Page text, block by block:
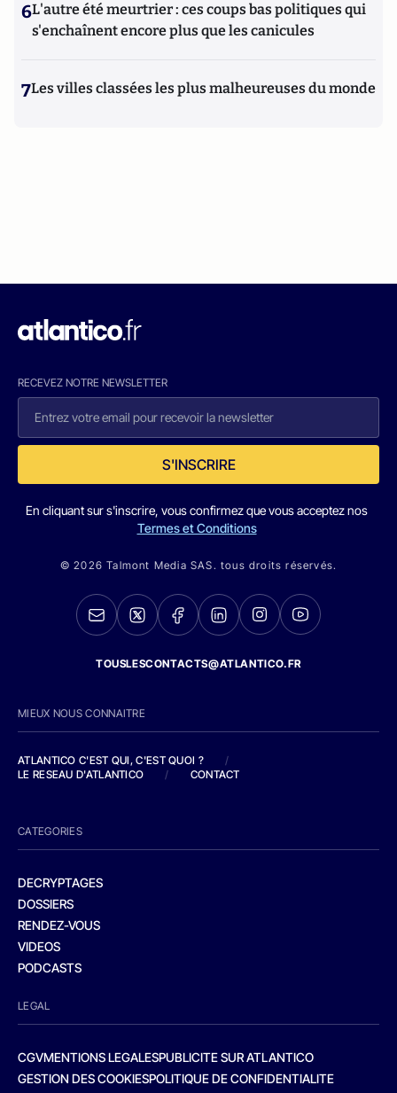
6L'autre été meurtrier : ces coups bas politiques qui
s'enchaînent encore plus que les canicules
7Les villes classées les plus malheureuses du monde
RECEVEZ NOTRE NEWSLETTER
S'INSCRIRE
En cliquant sur s'inscrire, vous confirmez que vous acceptez nos
Termes et Conditions
© 2026 Talmont Media SAS. tous droits réservés.
TOUSLESCONTACTS@ATLANTICO.FR
MIEUX NOUS CONNAITRE
ATLANTICO C'EST QUI, C'EST QUOI ?
/
LE RESEAU D'ATLANTICO
/ CONTACT
CATEGORIES
DECRYPTAGES
DOSSIERS
RENDEZ-VOUS
VIDEOS
PODCASTS
LEGAL
CGVMENTIONS LEGALESPUBLICITE SUR ATLANTICO
GESTION DES COOKIESPOLITIQUE DE CONFIDENTIALITE